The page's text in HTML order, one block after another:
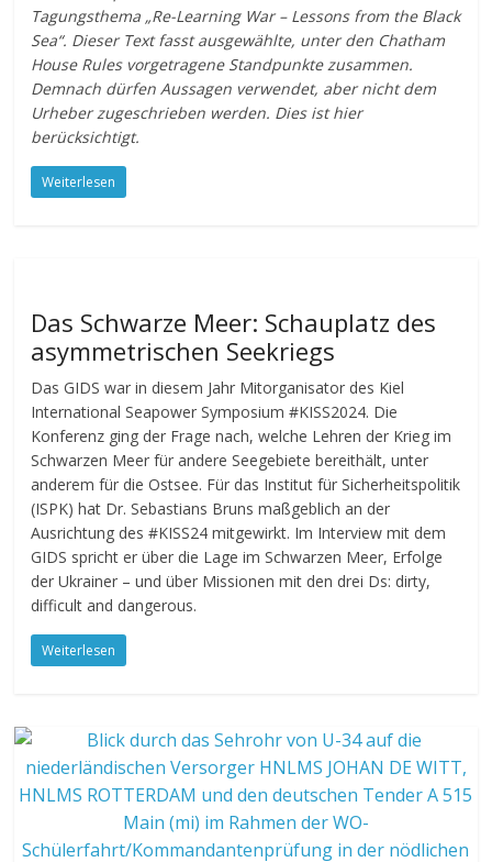
Tagungsthema „Re-Learning War – Lessons from the Black
Sea“. Dieser Text fasst ausgewählte, unter den Chatham
House Rules vorgetragene Standpunkte zusammen.
Demnach dürfen Aussagen verwendet, aber nicht dem
Urheber zugeschrieben werden. Dies ist hier
berücksichtigt.
Weiterlesen
Das Schwarze Meer: Schauplatz des
asymmetrischen Seekriegs
Das GIDS war in diesem Jahr Mitorganisator des Kiel
International Seapower Symposium #KISS2024. Die
Konferenz ging der Frage nach, welche Lehren der Krieg im
Schwarzen Meer für andere Seegebiete bereithält, unter
anderem für die Ostsee. Für das Institut für Sicherheitspolitik
(ISPK) hat Dr. Sebastians Bruns maßgeblich an der
Ausrichtung des #KISS24 mitgewirkt. Im Interview mit dem
GIDS spricht er über die Lage im Schwarzen Meer, Erfolge
der Ukrainer – und über Missionen mit den drei Ds: dirty,
difficult and dangerous.
Weiterlesen